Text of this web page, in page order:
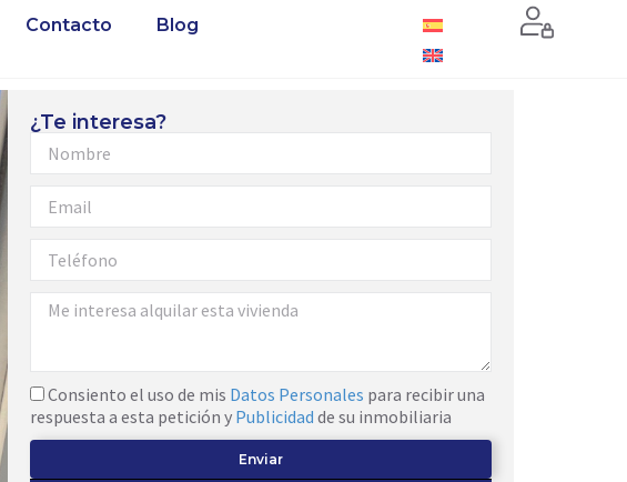
Contacto Blog
¿Te interesa?
Consiento el uso de mis Datos Personales para recibir una
respuesta a esta petición y Publicidad de su inmobiliaria
Enviar